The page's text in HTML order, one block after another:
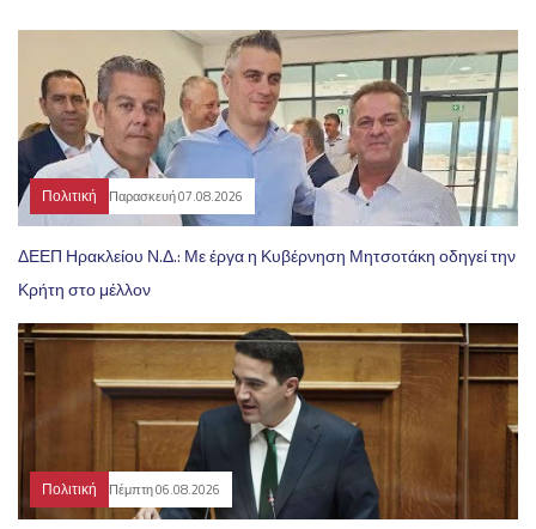
Πολιτική Παρασκευή 07.08.2026
ΔΕΕΠ Ηρακλείου Ν.Δ.: Με έργα η Κυβέρνηση Μητσοτάκη οδηγεί την
Κρήτη στο μέλλον
Πολιτική Πέμπτη 06.08.2026